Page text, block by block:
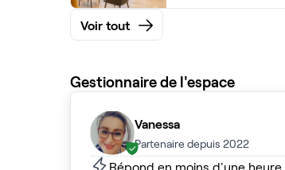
Voir tout
Gestionnaire de l'espace
Vanessa
Partenaire depuis 2022
Répond en moins d'une heure